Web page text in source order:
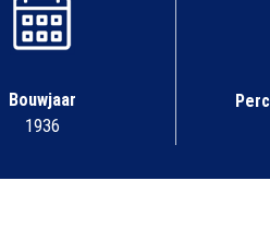
Bouwjaar
1936